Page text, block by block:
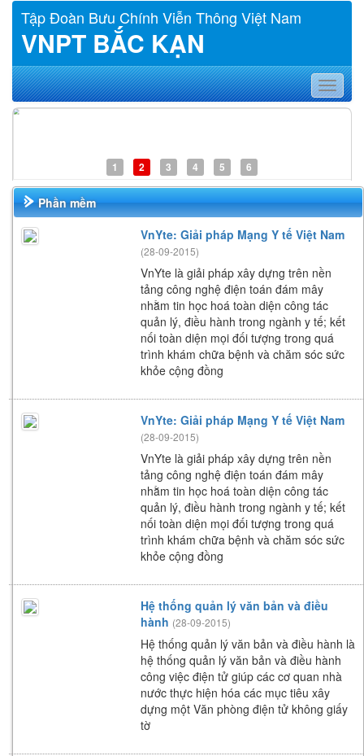
Tập Đoàn Bưu Chính Viễn Thông Việt Nam
VNPT BẮC KẠN
Toggle
1 2 3 4 5 6
Phần mềm
VnYte: Giải pháp Mạng Y tế Việt Nam
(28-09-2015)
VnYte là giải pháp xây dựng trên nền
tảng công nghệ điện toán đám mây
nhằm tin học hoá toàn diện công tác
quản lý, điều hành trong ngành y tế; kết
nối toàn diện mọi đối tượng trong qu
trình khám chữa bệnh và chăm sóc sức
khỏe cộng đồng
VnYte: Giải pháp Mạng Y tế Việt Nam
(28-09-2015)
VnYte là giải pháp xây dựng trên nền
tảng công nghệ điện toán đám mây
nhằm tin học hoá toàn diện công tác
quản lý, điều hành trong ngành y tế; kết
nối toàn diện mọi đối tượng trong qu
trình khám chữa bệnh và chăm sóc sức
khỏe cộng đồng
Hệ thống quản lý văn bản và điều
hành (28-09-2015)
Hệ thống quản lý văn bản và điều hành là
hệ thống quản lý văn bản và điều hành
công việc điện tử giúp các cơ quan nhà
nước thực hiện hóa các mục tiêu xây
dựng một Văn phòng điện tử không giấy
tờ